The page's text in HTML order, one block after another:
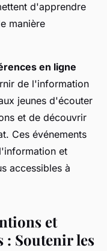
d'apprendre
manière
en ligne
de l'information
jeunes d'écouter
et de découvrir
Ces événements
et
accessibles à
et
: Soutenir les